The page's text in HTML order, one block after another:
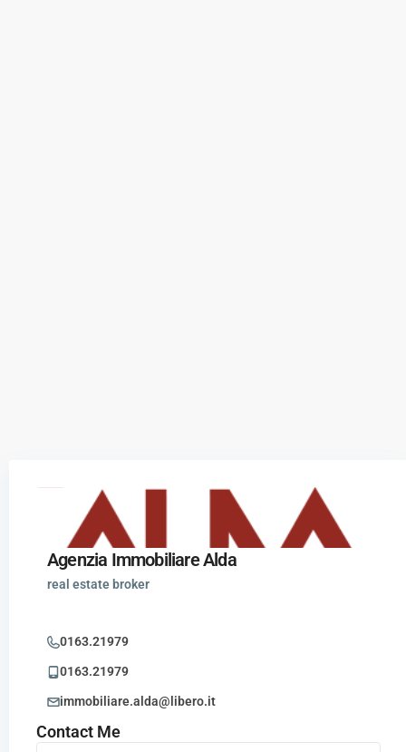
Agenzia Immobiliare Alda
real estate broker
0163.21979
0163.21979
immobiliare.alda@libero.it
Contact Me